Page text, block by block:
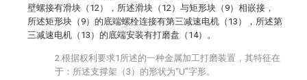
壁螺接有滑块（12），所述滑块（12）与矩形块（9）相嵌接，
所述矩形块（9）的底端螺栓连接有第三减速电机（13），所述第
三减速电机（13）的底端安装有打磨盘（14）。
2.根据权利要求1所述的一种金属加工打磨装置，其特征在
于：所述支撑架（3）的形状为“U”字形。